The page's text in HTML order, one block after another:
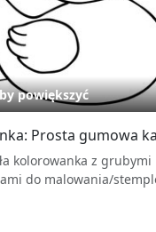
powiększyć
Prosta gumowa
kolorowanka z
do malowania/